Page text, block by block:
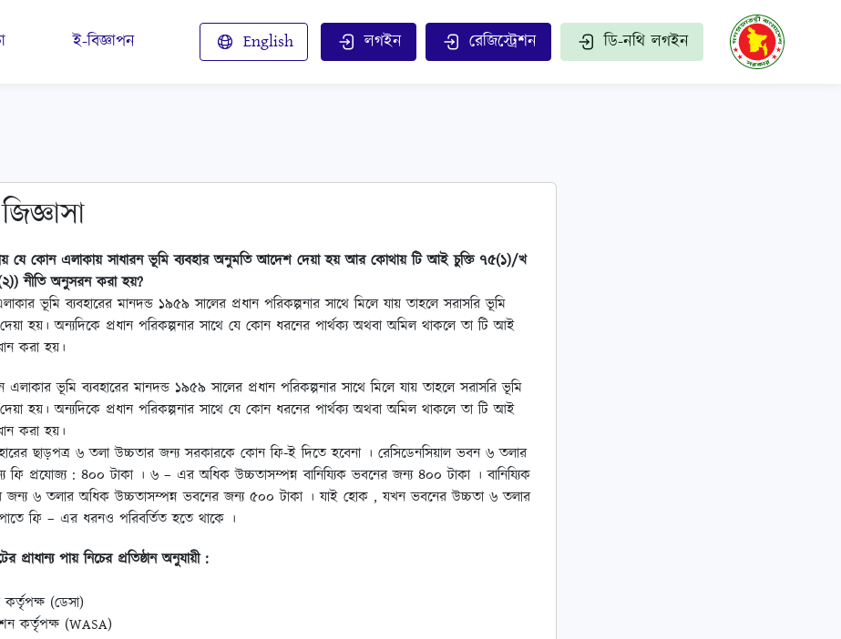
ই-বিজ্ঞাপন English লগইন রেজিস্ট্রেশন ডি-নথি লগইন
যে কোন এলাকায় সাধারন ভূমি ব্যবহার অনুমতি আদেশ দেয়া হয় আর কোথায় টি আই চুক্তি ৭৫(১)/খ
নীতি অনুসরন করা হয়?
ভূমি ব্যবহারের মানদন্ড ১৯৫৯ সালের প্রধান পরিকল্পনার সাথে মিলে যায় তাহলে সরাসরি ভূমি
হয়। অন্যদিকে প্রধান পরিকল্পনার সাথে যে কোন ধরনের পার্থক্য অথবা অমিল থাকলে তা টি আই
করা হয়।
ভূমি ব্যবহারের মানদন্ড ১৯৫৯ সালের প্রধান পরিকল্পনার সাথে মিলে যায় তাহলে সরাসরি ভূমি
হয়। অন্যদিকে প্রধান পরিকল্পনার সাথে যে কোন ধরনের পার্থক্য অথবা অমিল থাকলে তা টি আই
করা হয়।
ছাড়পত্র ৬ তলা উচ্চতার জন্য সরকারকে কোন ফি-ই দিতে হবেনা । রেসিডেনসিয়াল ভবন ৬ তলার
ফি প্রযোজ্য : ৪০০ টাকা । ৬ – এর অধিক উচ্চতাসম্পন্ন বানিয্যিক ভবনের জন্য ৪০০ টাকা । বানিয্যিক
জন্য ৬ তলার অধিক উচ্চতাসম্পন্ন ভবনের জন্য ৫০০ টাকা । যাই হোক , যখন ভবনের উচ্চতা ৬ তলার
ফি – এর ধরনও পরিবর্তিত হতে থাকে ।
প্রাধান্য পায় নিচের প্রতিষ্ঠান অনুযায়ী :
কর্তৃপক্ষ (ডেসা)
কর্তৃপক্ষ (WASA)